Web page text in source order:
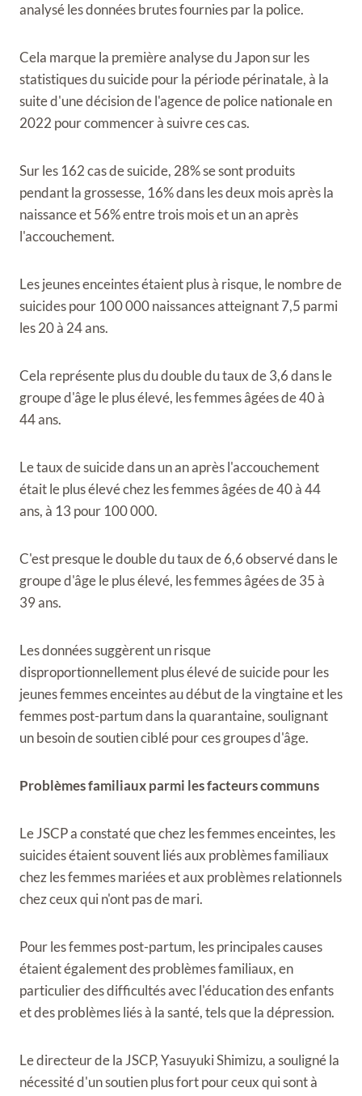
analysé les données brutes fournies par la police.
Cela marque la première analyse du Japon sur les
statistiques du suicide pour la période périnatale, à la
suite d'une décision de l'agence de police nationale en
2022 pour commencer à suivre ces cas.
Sur les 162 cas de suicide, 28% se sont produits
pendant la grossesse, 16% dans les deux mois après la
naissance et 56% entre trois mois et un an après
l'accouchement.
Les jeunes enceintes étaient plus à risque, le nombre de
suicides pour 100 000 naissances atteignant 7,5 parmi
les 20 à 24 ans.
Cela représente plus du double du taux de 3,6 dans le
groupe d'âge le plus élevé, les femmes âgées de 40 à
44 ans.
Le taux de suicide dans un an après l'accouchement
était le plus élevé chez les femmes âgées de 40 à 44
ans, à 13 pour 100 000.
C'est presque le double du taux de 6,6 observé dans le
groupe d'âge le plus élevé, les femmes âgées de 35 à
39 ans.
Les données suggèrent un risque
disproportionnellement plus élevé de suicide pour les
jeunes femmes enceintes au début de la vingtaine et les
femmes post-partum dans la quarantaine, soulignant
un besoin de soutien ciblé pour ces groupes d'âge.
Problèmes familiaux parmi les facteurs communs
Le JSCP a constaté que chez les femmes enceintes, les
suicides étaient souvent liés aux problèmes familiaux
chez les femmes mariées et aux problèmes relationnels
chez ceux qui n'ont pas de mari.
Pour les femmes post-partum, les principales causes
étaient également des problèmes familiaux, en
particulier des difficultés avec l'éducation des enfants
et des problèmes liés à la santé, tels que la dépression.
Le directeur de la JSCP, Yasuyuki Shimizu, a souligné la
nécessité d'un soutien plus fort pour ceux qui sont à